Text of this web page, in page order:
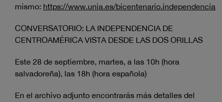
mismo: https://www.unia.es/bicentenario.independencia
CONVERSATORIO: LA INDEPENDENCIA DE
CENTROAMÉRICA VISTA DESDE LAS DOS ORILLAS
Este 28 de septiembre, martes, a las 10h (hora
salvadoreña), las 18h (hora española)
En el archivo adjunto encontrarás más detalles del